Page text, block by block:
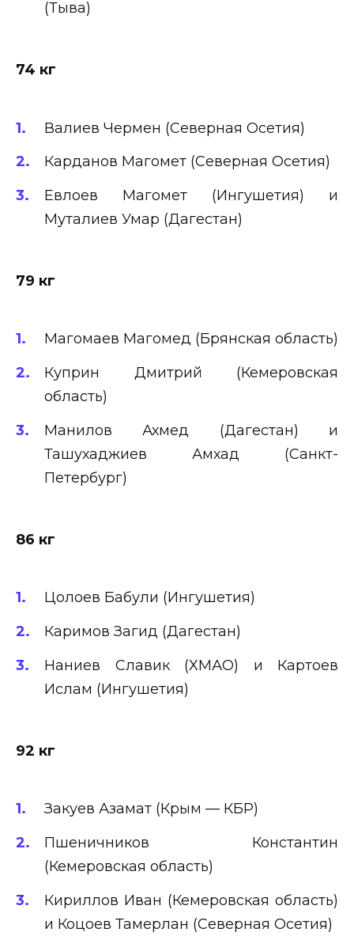
(Тыва)
74 кг
Валиев Чермен (Северная Осетия)
Карданов Магомет (Северная Осетия)
Евлоев Магомет (Ингушетия) и
Муталиев Умар (Дагестан)
79 кг
Магомаев Магомед (Брянская область)
Куприн Дмитрий (Кемеровская
область)
Манилов Ахмед (Дагестан) и
Ташухаджиев Амхад (Санкт-
Петербург)
86 кг
Цолоев Бабули (Ингушетия)
Каримов Загид (Дагестан)
Наниев Славик (ХМАО) и Картоев
Ислам (Ингушетия)
92 кг
Закуев Азамат (Крым — КБР)
Пшеничников Константин
(Кемеровская область)
Кириллов Иван (Кемеровская область)
и Коцоев Тамерлан (Северная Осетия)